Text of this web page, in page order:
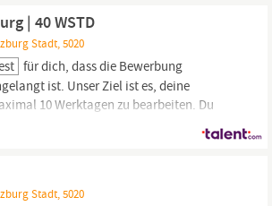
| 40 WSTD
Stadt, 5020
für dich, dass die Bewerbung
ist. Unser Ziel ist es, deine
10 Werktagen zu bearbeiten. Du
separate Rückmeldung über das
(m/w/x) bist Du ein wichtiger Teil
Stadt, 5020